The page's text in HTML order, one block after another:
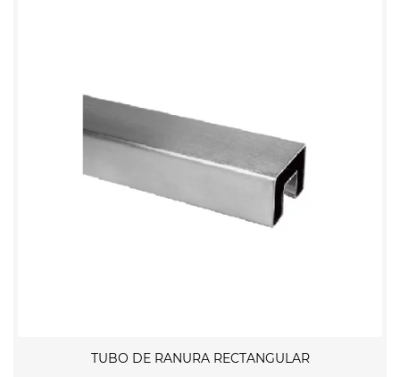
TUBO DE RANURA RECTANGULAR